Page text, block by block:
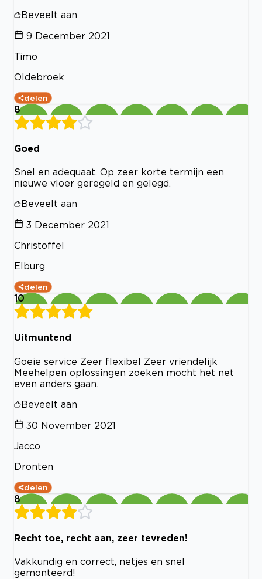
Beveelt aan
9 December 2021
Timo
Oldebroek
delen
8
Goed
Snel en adequaat. Op zeer korte termijn een
nieuwe vloer geregeld en gelegd.
Beveelt aan
3 December 2021
Christoffel
Elburg
delen
10
Uitmuntend
Goeie service Zeer flexibel Zeer vriendelijk
Meehelpen oplossingen zoeken mocht het net
even anders gaan.
Beveelt aan
30 November 2021
Jacco
Dronten
delen
8
Recht toe, recht aan, zeer tevreden!
Vakkundig en correct, netjes en snel
gemonteerd!